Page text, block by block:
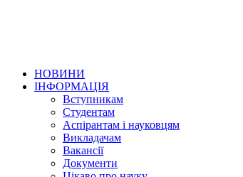
НОВИНИ
ІНФОРМАЦІЯ
Вступникам
Студентам
Аспірантам і науковцям
Викладачам
Вакансії
Документи